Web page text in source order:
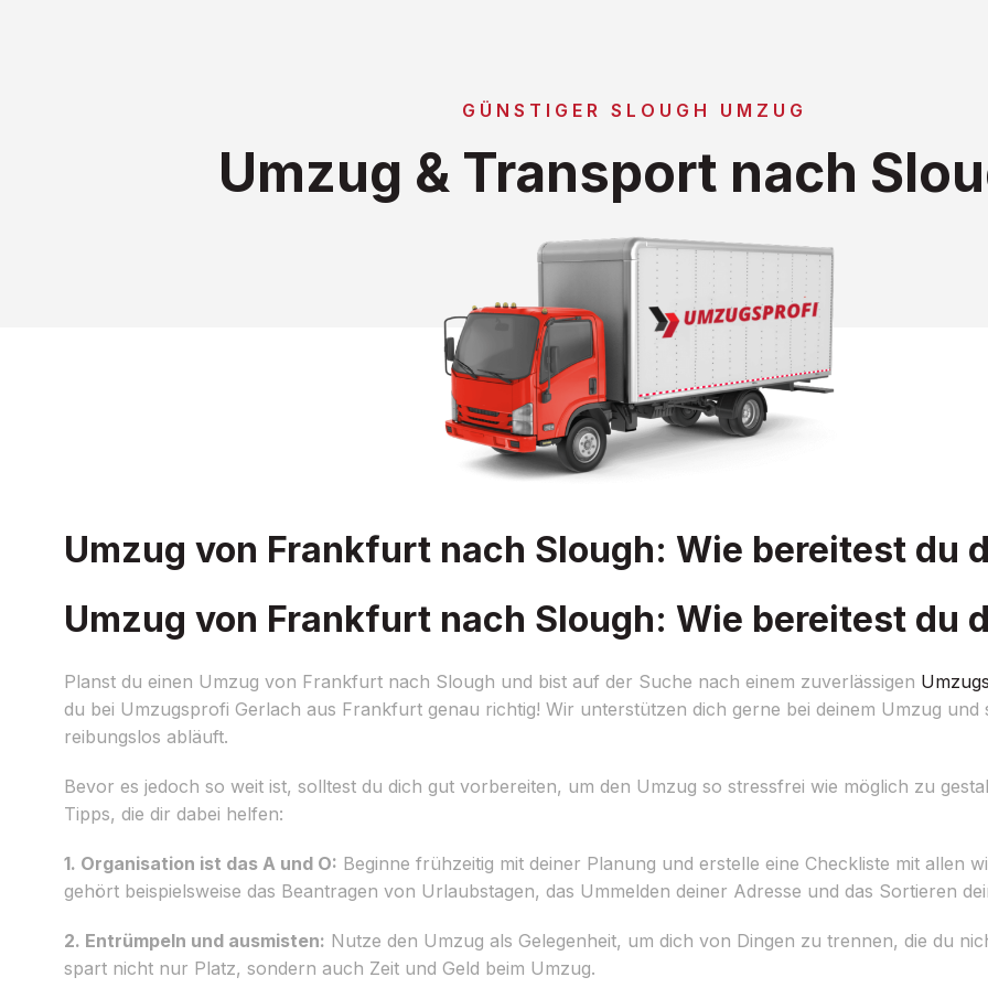
GÜNSTIGER SLOUGH UMZUG
Umzug & Transport nach
Umzug von Frankfurt nach Slough: Wie bereitest du
Umzug von Frankfurt nach Slough: Wie bereitest du
Planst du einen Umzug von Frankfurt nach Slough und bist auf der Suche nach einem zuverlässigen
du bei Umzugsprofi Gerlach aus Frankfurt genau richtig! Wir unterstützen dich gerne bei deinem Umzug und
reibungslos abläuft.
Bevor es jedoch so weit ist, solltest du dich gut vorbereiten, um den Umzug so stressfrei wie möglich zu
Tipps, die dir dabei helfen:
1. Organisation ist das A und O: Beginne frühzeitig mit deiner Planung und erstelle eine Checkliste mit allen
gehört beispielsweise das Beantragen von Urlaubstagen, das Ummelden deiner Adresse und das Sortieren
2. Entrümpeln und ausmisten: Nutze den Umzug als Gelegenheit, um dich von Dingen zu trennen, die du
spart nicht nur Platz, sondern auch Zeit und Geld beim Umzug.